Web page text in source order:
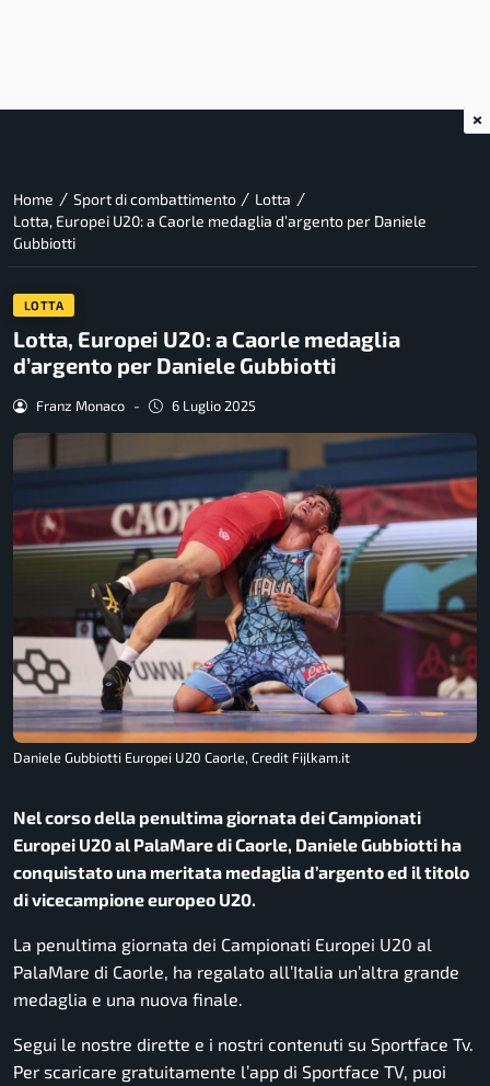
Home / Sport di combattimento / Lotta /
Lotta, Europei U20: a Caorle medaglia d’argento per Daniele
Gubbiotti
LOTTA
Lotta, Europei U20: a Caorle medaglia
d’argento per Daniele Gubbiotti
Franz Monaco - 6 Luglio 2025
Daniele Gubbiotti Europei U20 Caorle, Credit Fijlkam.it
Nel corso della penultima giornata dei Campionati
Europei U20 al PalaMare di Caorle, Daniele Gubbiotti ha
conquistato una meritata medaglia d’argento ed il titolo
di vicecampione europeo U20.
La penultima giornata dei Campionati Europei U20 al
PalaMare di Caorle, ha regalato all’Italia un’altra grande
medaglia e una nuova finale.
Segui le nostre dirette e i nostri contenuti su Sportface Tv.
Per scaricare gratuitamente l’app di Sportface TV, puoi
×